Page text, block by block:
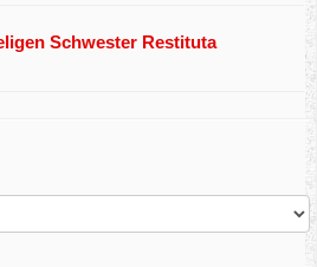
Schwester Restituta